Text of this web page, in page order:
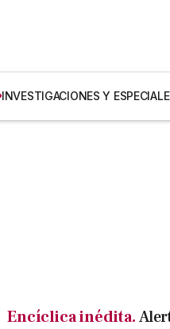
INVESTIGACIONES Y
Encíclica inédita.